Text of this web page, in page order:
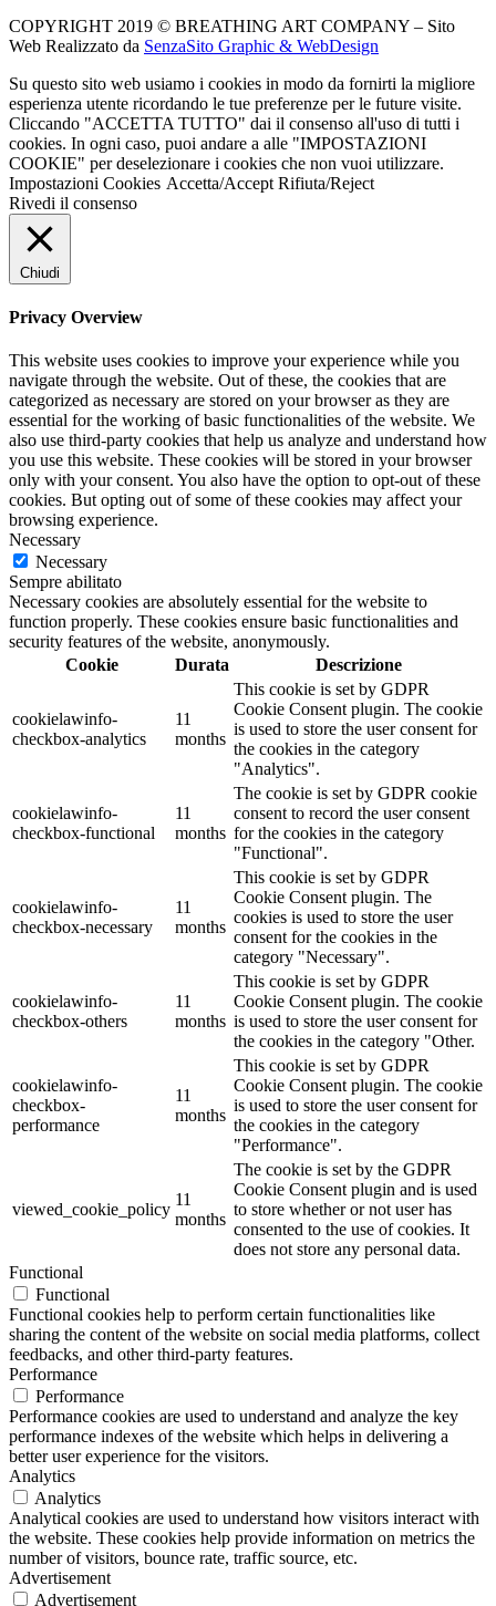
COPYRIGHT 2019 © BREATHING ART COMPANY – Sito
Web Realizzato da SenzaSito Graphic & WebDesign
Su questo sito web usiamo i cookies in modo da fornirti la migliore
esperienza utente ricordando le tue preferenze per le future visite.
Cliccando "ACCETTA TUTTO" dai il consenso all'uso di tutti i
cookies. In ogni caso, puoi andare a alle "IMPOSTAZIONI
COOKIE" per deselezionare i cookies che non vuoi utilizzare.
Impostazioni Cookies Accetta/Accept Rifiuta/Reject
Rivedi il consenso
Chiudi
Privacy Overview
This website uses cookies to improve your experience while you
navigate through the website. Out of these, the cookies that are
categorized as necessary are stored on your browser as they are
essential for the working of basic functionalities of the website. We
also use third-party cookies that help us analyze and understand how
you use this website. These cookies will be stored in your browser
only with your consent. You also have the option to opt-out of these
cookies. But opting out of some of these cookies may affect your
browsing experience.
Necessary
Necessary
Sempre abilitato
Necessary cookies are absolutely essential for the website to
function properly. These cookies ensure basic functionalities and
security features of the website, anonymously.
Cookie
Durata Descrizione
cookielawinfo-
checkbox-analytics
11
months
This cookie is set by GDPR
Cookie Consent plugin. The cookie
is used to store the user consent for
the cookies in the category
"Analytics".
cookielawinfo-
checkbox-functional
11
months
The cookie is set by GDPR cookie
consent to record the user consent
for the cookies in the category
"Functional".
cookielawinfo-
checkbox-necessary
11
months
This cookie is set by GDPR
Cookie Consent plugin. The
cookies is used to store the user
consent for the cookies in the
category "Necessary".
cookielawinfo-
checkbox-others
11
months
This cookie is set by GDPR
Cookie Consent plugin. The cookie
is used to store the user consent for
the cookies in the category "Other.
cookielawinfo-
checkbox-
performance
11
months
This cookie is set by GDPR
Cookie Consent plugin. The cookie
is used to store the user consent for
the cookies in the category
"Performance".
viewed_cookie_policy
11
months
The cookie is set by the GDPR
Cookie Consent plugin and is used
to store whether or not user has
consented to the use of cookies. It
does not store any personal data.
Functional
Functional
Functional cookies help to perform certain functionalities like
sharing the content of the website on social media platforms, collect
feedbacks, and other third-party features.
Performance
Performance
Performance cookies are used to understand and analyze the key
performance indexes of the website which helps in delivering a
better user experience for the visitors.
Analytics
Analytics
Analytical cookies are used to understand how visitors interact with
the website. These cookies help provide information on metrics the
number of visitors, bounce rate, traffic source, etc.
Advertisement
Advertisement